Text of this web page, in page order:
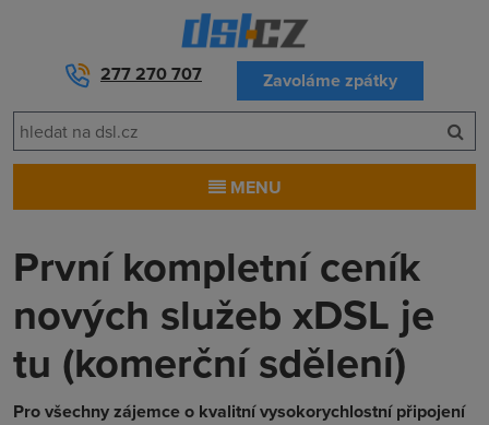
277 270 707 Zavoláme zpátky
MENU
První kompletní ceník
nových služeb xDSL je
tu (komerční sdělení)
Pro všechny zájemce o kvalitní vysokorychlostní připojení